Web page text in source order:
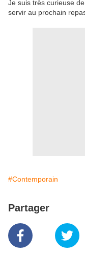
Je suis très curieuse
servir au prochain
#Contemporain
Partager